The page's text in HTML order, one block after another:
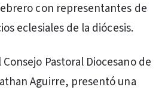
con representantes de
eclesiales de la diócesis.
Pastoral Diocesano de
Aguirre, presentó una